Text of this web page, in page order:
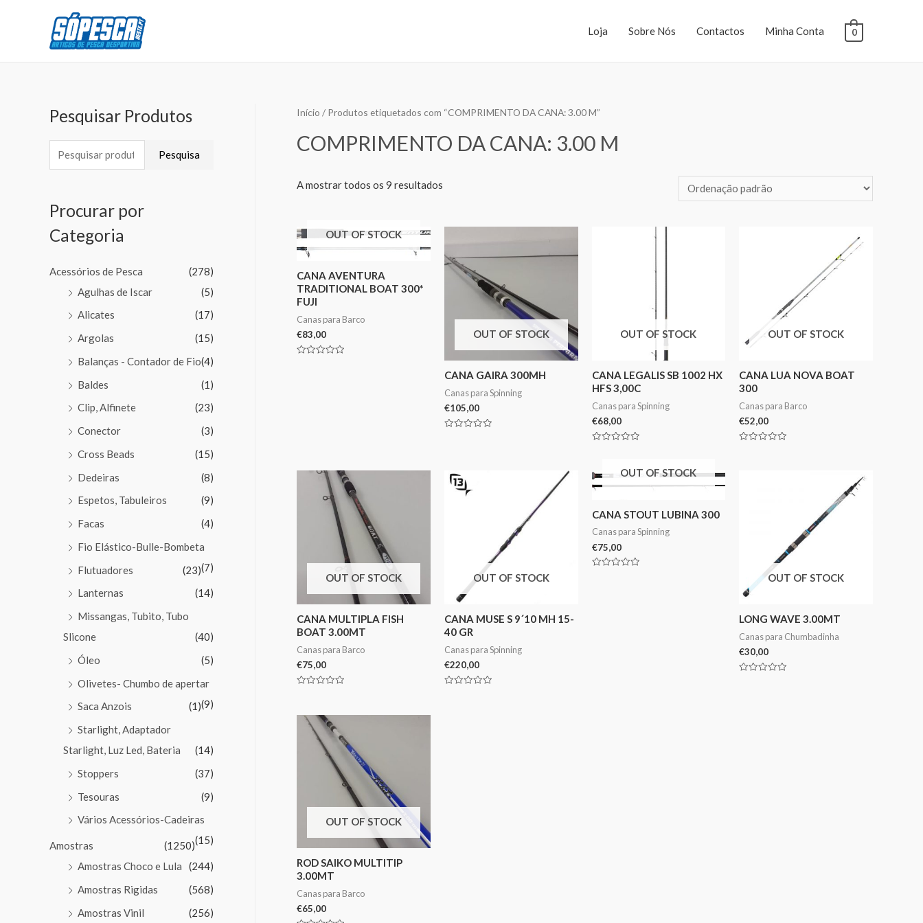
Loja Sobre Nós Contactos Minha Conta 0
Pesquisar Produtos
Pesquisa
Procurar por
Categoria
Acessórios de Pesca
(278)
Agulhas de Iscar
(5)
Alicates
(17)
Argolas
(15)
Balanças - Contador de Fio(4)
Baldes
(1)
Clip, Alfinete
(23)
Conector
(3)
Cross Beads
(15)
Dedeiras
(8)
Espetos, Tabuleiros
(9)
Facas
(4)
Fio Elástico-Bulle-Bombeta
(7)
Flutuadores
(23)
Lanternas
(14)
Missangas, Tubito, Tubo
Slicone
(40)
Óleo
(5)
Olivetes- Chumbo de apertar
(9)
Saca Anzois
(1)
Starlight, Adaptador
Starlight, Luz Led, Bateria
(14)
Stoppers
(37)
Tesouras
(9)
Vários Acessórios-Cadeiras
(15)
Amostras
(1250)
Amostras Choco e Lula
(244)
Amostras Rigidas
(568)
Amostras Vinil
(256)
Início / Produtos etiquetados com “COMPRIMENTO DA CANA: 3.00 M”
COMPRIMENTO DA CANA: 3.00 M
A mostrar todos os 9 resultados
OUT OF STOCK
CANA AVENTURA
TRADITIONAL BOAT 300*
FUJI
Canas para Barco
€83,00 OUT OF STOCK
CANA GAIRA 300MH
Canas para Spinning
€105,00
OUT OF STOCK
CANA LEGALIS SB 1002 HX
HFS 3,00C
Canas para Spinning
€68,00
5
OUT OF STOCK
CANA LUA NOVA BOAT
300
Canas para Barco
€52,00
OUT OF STOCK
CANA MULTIPLA FISH
BOAT 3.00MT
Canas para Barco
€75,00
5
OUT OF STOCK
CANA MUSE S 9´10 MH 15-
40 GR
Canas para Spinning
€220,00
OUT OF STOCK
CANA STOUT LUBINA 300
Canas para Spinning
€75,00
OUT OF STOCK
LONG WAVE 3.00MT
Canas para Chumbadinha
€30,00
OUT OF STOCK
ROD SAIKO MULTITIP
3.00MT
Canas para Barco
€65,00